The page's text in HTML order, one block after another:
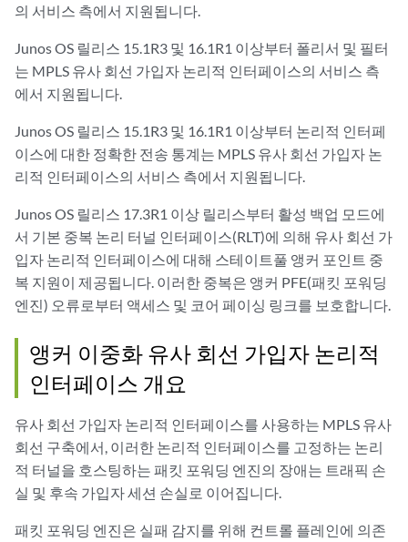
의 서비스 측에서 지원됩니다.
Junos OS 릴리스 15.1R3 및 16.1R1 이상부터 폴리서 및 필터
는 MPLS 유사 회선 가입자 논리적 인터페이스의 서비스 측
에서 지원됩니다.
Junos OS 릴리스 15.1R3 및 16.1R1 이상부터 논리적 인터페
이스에 대한 정확한 전송 통계는 MPLS 유사 회선 가입자 논
리적 인터페이스의 서비스 측에서 지원됩니다.
Junos OS 릴리스 17.3R1 이상 릴리스부터 활성 백업 모드에
서 기본 중복 논리 터널 인터페이스(RLT)에 의해 유사 회선 가
입자 논리적 인터페이스에 대해 스테이트풀 앵커 포인트 중
복 지원이 제공됩니다. 이러한 중복은 앵커 PFE(패킷 포워딩
엔진) 오류로부터 액세스 및 코어 페이싱 링크를 보호합니다.
앵커 이중화 유사 회선 가입자 논리적
인터페이스 개요
유사 회선 가입자 논리적 인터페이스를 사용하는 MPLS 유사
회선 구축에서, 이러한 논리적 인터페이스를 고정하는 논리
적 터널을 호스팅하는 패킷 포워딩 엔진의 장애는 트래픽 손
실 및 후속 가입자 세션 손실로 이어집니다.
패킷 포워딩 엔진은 실패 감지를 위해 컨트롤 플레인에 의존